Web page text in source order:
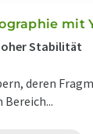
mit
Stabilität
deren